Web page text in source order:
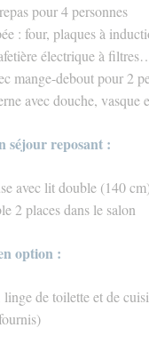
pour 4 personnes
: four, plaques à
électrique à
mange-debout pour 2
avec douche, vasque
séjour reposant :
avec lit double (140
2 places dans le salon
option :
de toilette et de